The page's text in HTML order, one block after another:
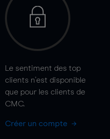
Le sentiment des top
clients n'est disponible
que pour les clients de
CMC.
Créer un compte